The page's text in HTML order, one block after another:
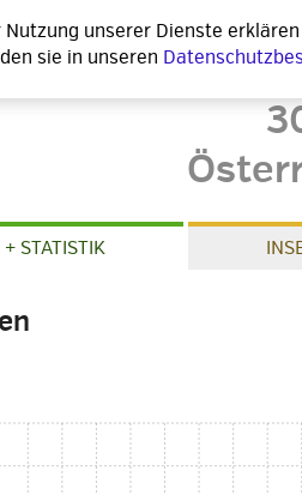
STATISTIK
unserer Dienste
sie in unseren